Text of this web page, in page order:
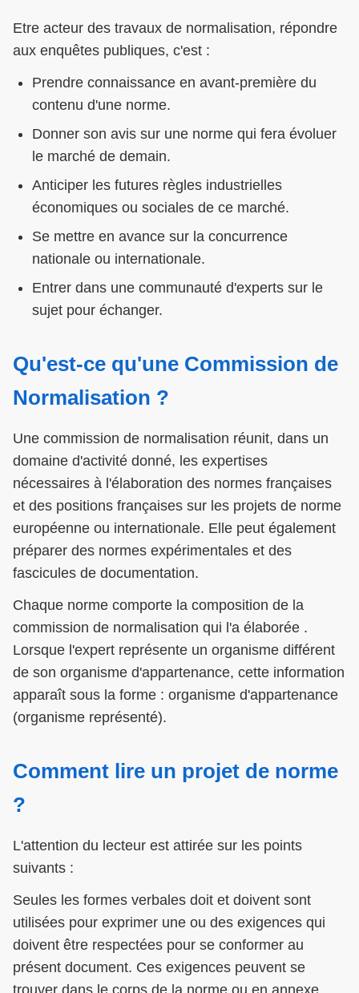
Etre acteur des travaux de normalisation, répondre
aux enquêtes publiques, c'est :
Prendre connaissance en avant-première du
contenu d'une norme.
Donner son avis sur une norme qui fera évoluer
le marché de demain.
Anticiper les futures règles industrielles
économiques ou sociales de ce marché.
Se mettre en avance sur la concurrence
nationale ou internationale.
Entrer dans une communauté d'experts sur le
sujet pour échanger.
Qu'est-ce qu'une Commission de
Normalisation ?
Une commission de normalisation réunit, dans un
domaine d'activité donné, les expertises
nécessaires à l'élaboration des normes françaises
et des positions françaises sur les projets de norme
européenne ou internationale. Elle peut également
préparer des normes expérimentales et des
fascicules de documentation.
Chaque norme comporte la composition de la
commission de normalisation qui l'a élaborée .
Lorsque l'expert représente un organisme différent
de son organisme d'appartenance, cette information
apparaît sous la forme : organisme d'appartenance
(organisme représenté).
Comment lire un projet de norme
?
L'attention du lecteur est attirée sur les points
suivants :
Seules les formes verbales doit et doivent sont
utilisées pour exprimer une ou des exigences qui
doivent être respectées pour se conformer au
présent document. Ces exigences peuvent se
trouver dans le corps de la norme ou en annexe